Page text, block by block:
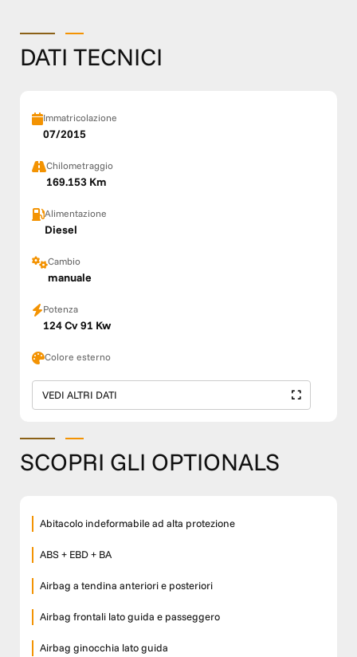
DATI TECNICI
Immatricolazione
07/2015
Chilometraggio
169.153 Km
Alimentazione
Diesel
Cambio
manuale
Potenza
124 Cv 91 Kw
Colore esterno
VEDI ALTRI DATI
SCOPRI GLI OPTIONALS
Abitacolo indeformabile ad alta protezione
ABS + EBD + BA
Airbag a tendina anteriori e posteriori
Airbag frontali lato guida e passeggero
Airbag ginocchia lato guida